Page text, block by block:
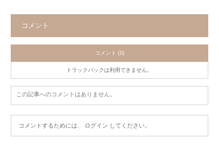
コメント
コメント (0)
トラックバックは利用できません。
この記事へのコメントはありません。
コメントするためには、 ログイン してください。